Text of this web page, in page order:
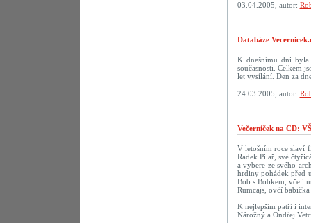
03.04.2005, autor:
Databáze
K dnešnímu dni byla
současnosti. Celkem
let vysílání. Den za
24.03.2005, autor:
Večerníček na CD:
V letošním roce slaví
Radek Pilař, své
a vybere ze svého
hrdiny pohádek před
Bob s Bobkem, včelí
Rumcajs, ovčí
K nejlepším patří i
Nárožný a Ondřej